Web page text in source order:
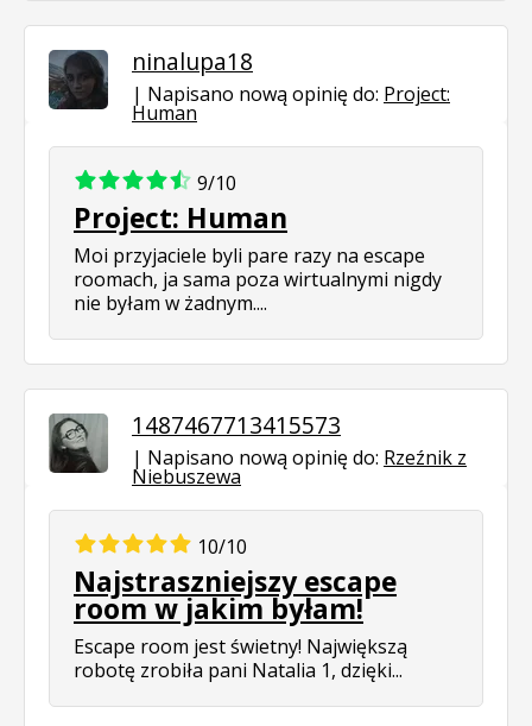
ninalupa18
Napisano nową opinię do: Project:
Human
9/10
Project: Human
Moi przyjaciele byli pare razy na escape
roomach, ja sama poza wirtualnymi nigdy
nie byłam w żadnym....
1487467713415573
Napisano nową opinię do: Rzeźnik z
Niebuszewa
10/10
Najstraszniejszy escape
room w jakim byłam!
Escape room jest świetny! Największą
robotę zrobiła pani Natalia 1, dzięki...